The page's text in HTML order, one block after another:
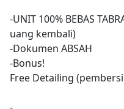
-UNIT 100% BEBAS
uang kembali)
-Dokumen ABSAH
-Bonus!
Free Detailing